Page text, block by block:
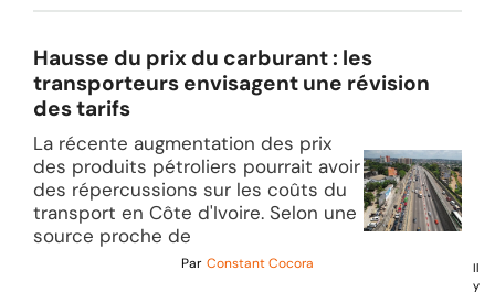
Hausse du prix du carburant : les
transporteurs envisagent une révision
des tarifs
La récente augmentation des prix
des produits pétroliers pourrait avoir
des répercussions sur les coûts du
transport en Côte d'Ivoire. Selon une
source proche de
Par Constant Cocora
Il
y